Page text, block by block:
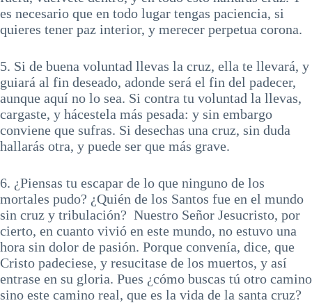
es necesario que en todo lugar tengas paciencia, si
quieres tener paz interior, y merecer perpetua corona.
5. Si de buena voluntad llevas la cruz, ella te llevará, y
guiará al fin deseado, adonde será el fin del padecer,
aunque aquí no lo sea. Si contra tu voluntad la llevas,
cargaste, y hácestela más pesada: y sin embargo
conviene que sufras. Si desechas una cruz, sin duda
hallarás otra, y puede ser que más grave.
6. ¿Piensas tu escapar de lo que ninguno de los
mortales pudo? ¿Quién de los Santos fue en el mundo
sin cruz y tribulación? Nuestro Señor Jesucristo, por
cierto, en cuanto vivió en este mundo, no estuvo una
hora sin dolor de pasión. Porque convenía, dice, que
Cristo padeciese, y resucitase de los muertos, y así
entrase en su gloria. Pues ¿cómo buscas tú otro camino
sino este camino real, que es la vida de la santa cruz?